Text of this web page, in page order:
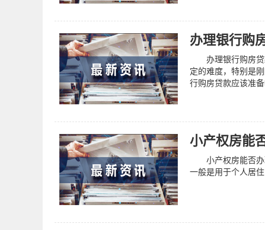
办理银行购
办理银行购房贷
定的难度，特别是
行购房贷款应该准
小产权房能
小产权房能否办
一般是用于个人居